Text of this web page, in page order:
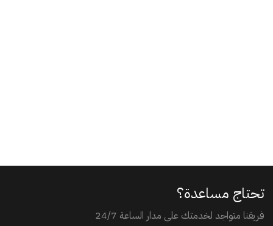
تحتاج مساعدة؟
فريقنا متواجد لخدمتك على مدار الساعة 24/7